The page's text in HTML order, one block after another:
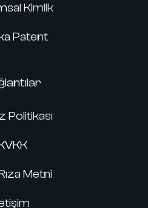
Kimlik
Patent
Politikası
Metni